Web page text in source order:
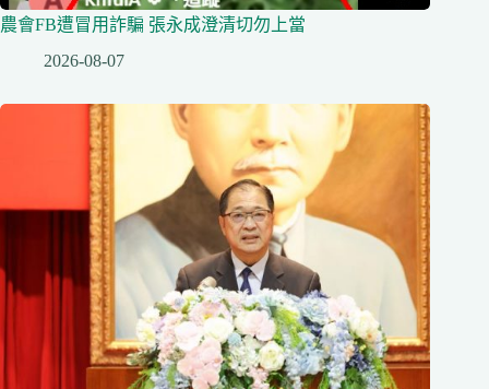
農會FB遭冒用詐騙 張永成澄清切勿上當
2026-08-07